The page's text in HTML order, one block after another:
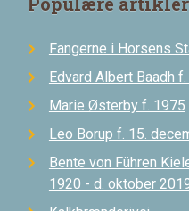
Fangerne i Horsens
Edvard Albert Baadh
Marie Østerby f. 1975
Leo Borup f. 15.
Bente von Führen
1920 - d. oktober